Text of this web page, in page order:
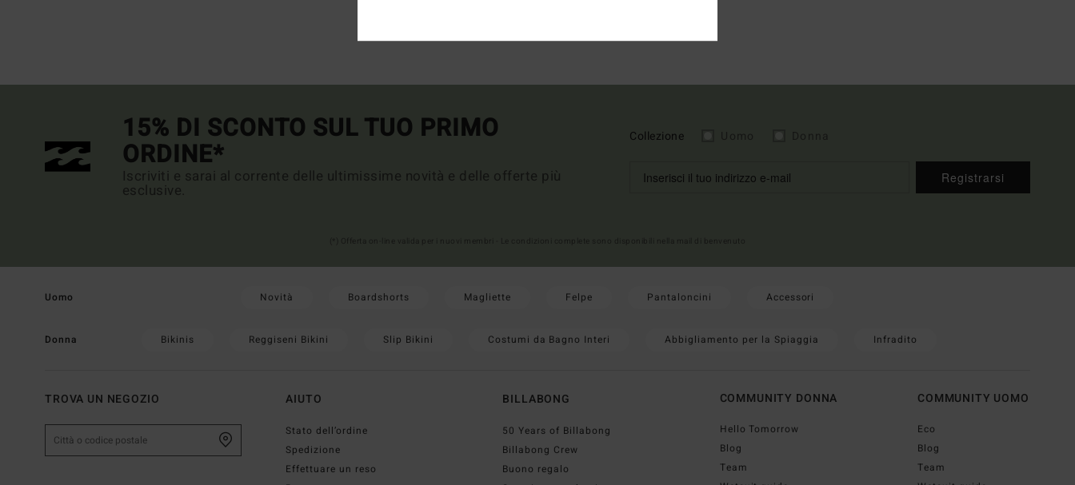
15% DI SCONTO SUL TUO PRIMO
ORDINE*
Iscriviti e sarai al corrente delle ultimissime novità e delle offerte più
esclusive.
Collezione
Registrarsi
Uomo Novità Boardshorts Magliette Felpe Pantaloncini Accessori
Donna Bikinis Reggiseni Bikini Slip Bikini Costumi da Bagno Interi Abbigliamento per la Spiaggia Infradito
TROVA UN NEGOZIO AIUTO
Stato dell’ordine
Spedizione
Effettuare un reso
BILLABONG
50 Years of Billabong
Billabong Crew
Buono regalo
COMMUNITY DONNA
Hello Tomorrow
Blog
Team
COMMUNITY UOMO
Eco
Blog
Team